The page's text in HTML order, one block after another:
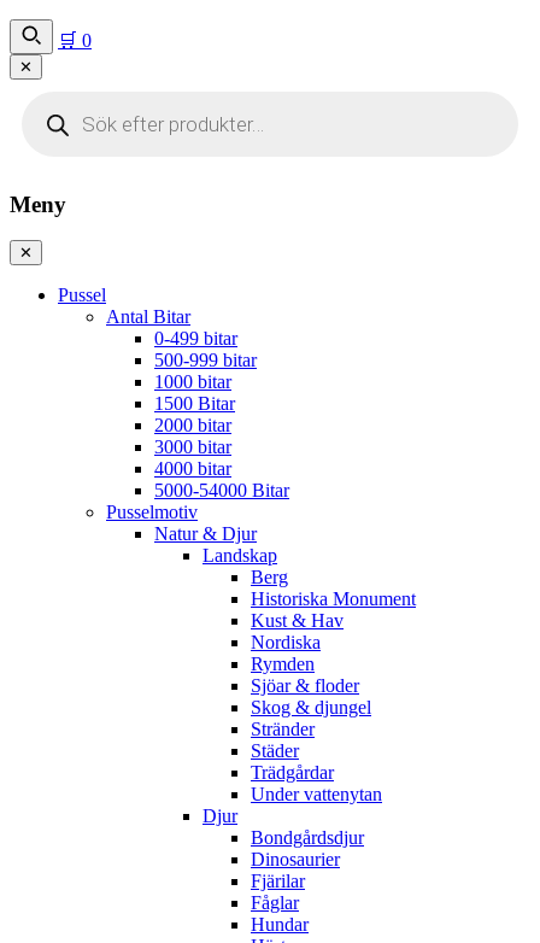
🛒 0
✕
Meny
✕
Pussel
Antal Bitar
0-499 bitar
500-999 bitar
1000 bitar
1500 Bitar
2000 bitar
3000 bitar
4000 bitar
5000-54000 Bitar
Pusselmotiv
Natur & Djur
Landskap
Berg
Historiska Monument
Kust & Hav
Nordiska
Rymden
Sjöar & floder
Skog & djungel
Stränder
Städer
Trädgårdar
Under vattenytan
Djur
Bondgårdsdjur
Dinosaurier
Fjärilar
Fåglar
Hundar